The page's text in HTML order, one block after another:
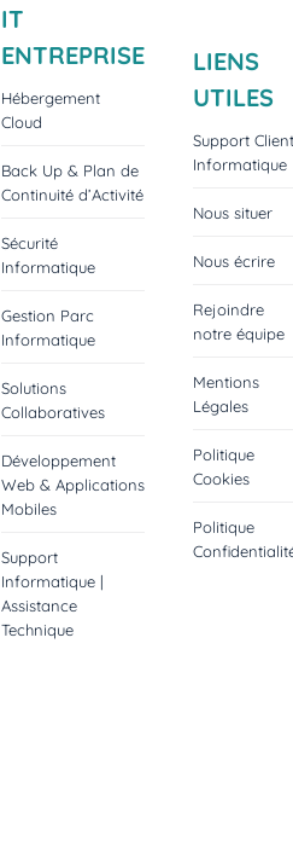
IT
ENTREPRISE
Hébergement
Cloud
Back Up & Plan de
Continuité d’Activité
Sécurité
Informatique
Gestion Parc
Informatique
Solutions
Collaboratives
Développement
Web & Applications
Mobiles
Support
Informatique |
Assistance
Technique
LIENS
UTILES
Support Client
Informatique
Nous situer
Nous écrire
Rejoindre
notre équipe
Mentions
Légales
Politique
Cookies
Politique